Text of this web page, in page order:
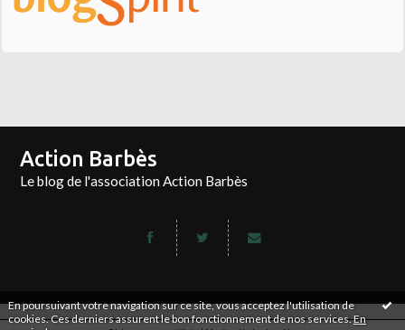
En poursuivant votre navigation sur ce site, vous acceptez l'utilisation de
cookies. Ces derniers assurent le bon fonctionnement de nos services.En
Action Barbès
Le blog de l'association Action Barbès